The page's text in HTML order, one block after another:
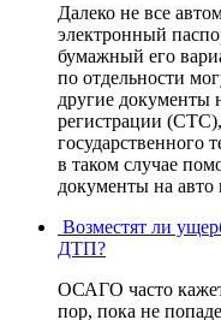
Далеко не все
электронный
бумажный его
по отдельности
другие документы
регистрации
государственного
в таком случае
документы на авто
Возместят ли
ДТП?
ОСАГО часто
пор, пока не